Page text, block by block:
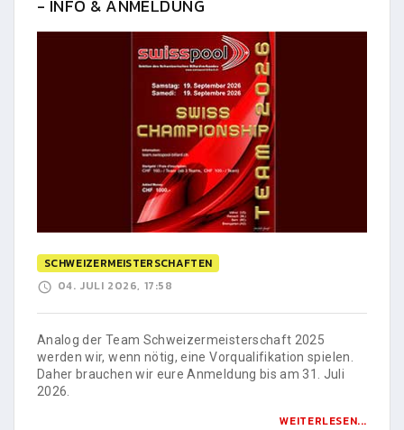
- INFO & ANMELDUNG
SCHWEIZERMEISTERSCHAFTEN
04. JULI 2026, 17:58
Analog der Team Schweizermeisterschaft 2025
werden wir, wenn nötig, eine Vorqualifikation spielen.
Daher brauchen wir eure Anmeldung bis am 31. Juli
2026.
WEITERLESEN...